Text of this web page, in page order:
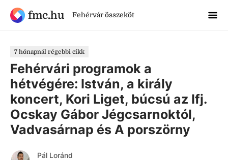
fmc.hu Fehérvár összeköt
7 hónapnál régebbi cikk
Fehérvári programok a
hétvégére: István, a király
koncert, Kori Liget, búcsú az Ifj.
Ocskay Gábor Jégcsarnoktól,
Vadvasárnap és A porszörny
Pál Loránd